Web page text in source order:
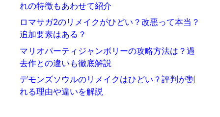
れの特徴もあわせて紹介
ロマサガ2のリメイクがひどい？改悪って本当？
追加要素はある？
マリオパーティジャンボリーの攻略方法は？過
去作との違いも徹底解説
デモンズソウルのリメイクはひどい？評判が割
れる理由や違いを解説